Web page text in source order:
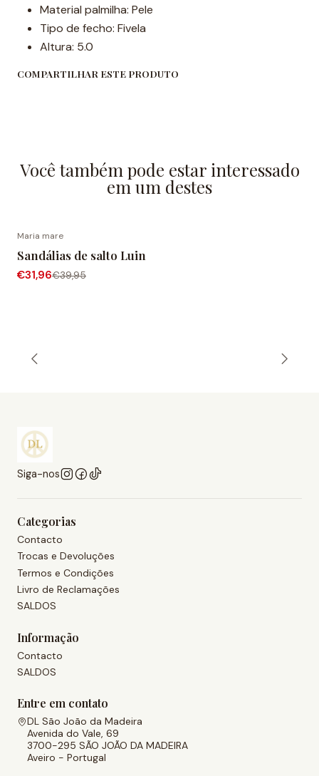
Material palmilha: Pele
Tipo de fecho: Fivela
Altura: 5.0
COMPARTILHAR ESTE PRODUTO
Você também pode estar interessado
em um destes
Maria mare
Sandálias de salto Luin
€31,96€39,95
Siga-nos
Categorias
Contacto
Trocas e Devoluções
Termos e Condições
Livro de Reclamações
SALDOS
Informação
Contacto
SALDOS
Entre em contato
DL São João da Madeira
Avenida do Vale, 69
3700-295 SÃO JOÃO DA MADEIRA
Aveiro - Portugal